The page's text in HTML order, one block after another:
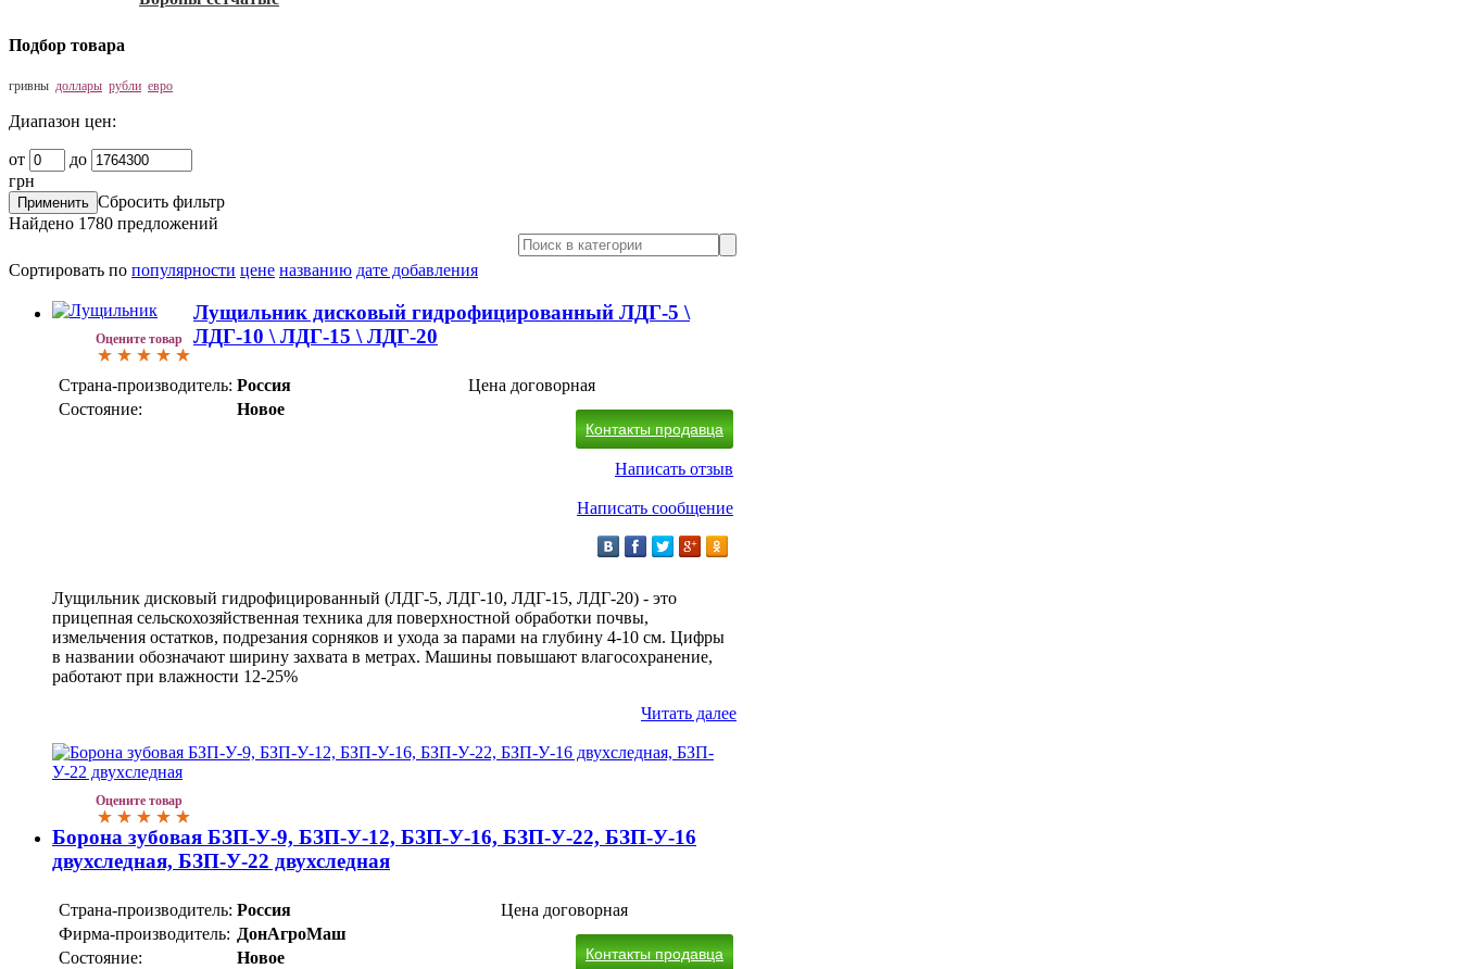
Подбор товара
гривны доллары рубли евро
Диапазон цен:
от
до
грн
Сбросить фильтр
Найдено 1780 предложений
Сортировать по популярности цене названию дате добавления
Оцените товар
Лущильник дисковый гидрофицированный ЛДГ-5 \
ЛДГ-10 \ ЛДГ-15 \ ЛДГ-20
Страна-производитель: Россия
Состояние:
Новое
Цена договорная
Контакты продавца
Написать отзыв
Написать сообщение
Лущильник дисковый гидрофицированный (ЛДГ-5, ЛДГ-10, ЛДГ-15, ЛДГ-20) - это
прицепная сельскохозяйственная техника для поверхностной обработки почвы,
измельчения остатков, подрезания сорняков и ухода за парами на глубину 4-10 см. Цифры
в названии обозначают ширину захвата в метрах. Машины повышают влагосохранение,
работают при влажности 12-25%
Читать далее
Оцените товар
Борона зубовая БЗП-У-9, БЗП-У-12, БЗП-У-16, БЗП-У-22, БЗП-У-16
двухследная, БЗП-У-22 двухследная
Страна-производитель: Россия
Фирма-производитель: ДонАгроМаш
Состояние:
Новое
Цена договорная
Контакты продавца